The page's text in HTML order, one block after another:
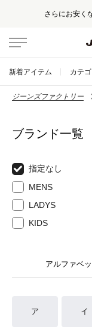
さらにお安く
新着アイテム カテゴ
ジーンズファクトリー
ブランド一覧
指定なし
MENS
LADYS
KIDS
アルファベッ
ア イ